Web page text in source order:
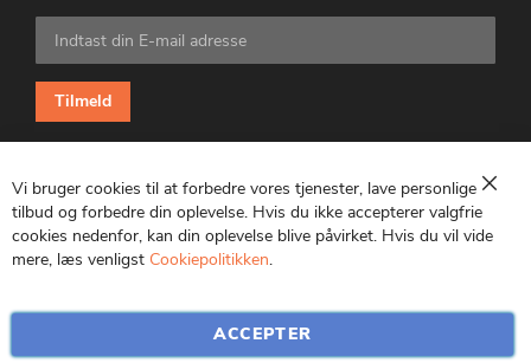
Tilmeld
dig
vores
nyhedsbrev:
Tilmeld
CVR: 25847369
Luk
Vi bruger cookies til at forbedre vores tjenester, lave personlige
tilbud og forbedre din oplevelse. Hvis du ikke accepterer valgfrie
cookies nedenfor, kan din oplevelse blive påvirket. Hvis du vil vide
mere, læs venligst Cookiepolitikken.
ACCEPTER